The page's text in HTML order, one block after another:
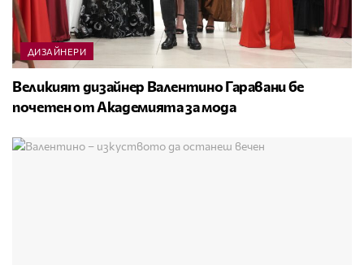
ДИЗАЙНЕРИ
Великият дизайнер Валентино Гаравани бе
почетен от Академията за мода